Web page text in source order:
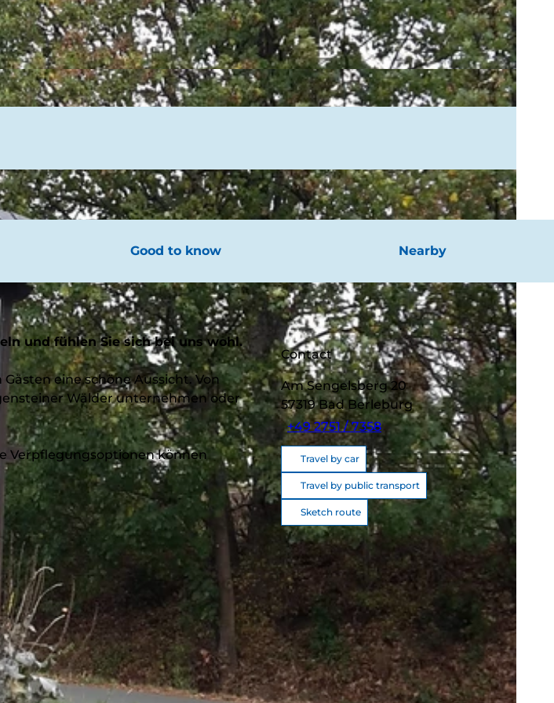
Good to know Nearby
und fühlen Sie sich bei uns wohl.
eine schöne Aussicht. Von
Wälder unternehmen oder
Verpflegungsoptionen können
Contact
Am Sengelsberg 20
57319Bad Berleburg
+49 2751 / 7358
Travel by car
Travel by public transport
Sketch route